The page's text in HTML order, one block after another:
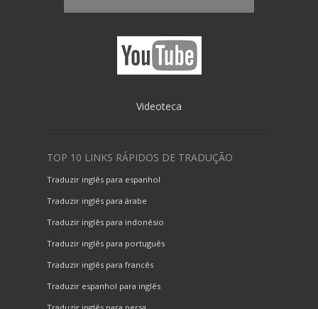
Videoteca
TOP 10 LINKS RÁPIDOS DE TRADUÇÃO
Traduzir inglês para espanhol
Traduzir inglês para árabe
Traduzir inglês para indonésio
Traduzir inglês para português
Traduzir inglês para francês
Traduzir espanhol para inglês